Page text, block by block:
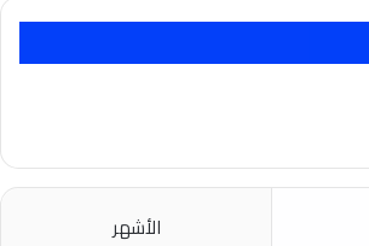
الأشهر